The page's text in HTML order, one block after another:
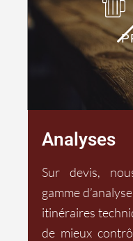
Analyses
Sur devis,
gamme
itinéraires
de mieux